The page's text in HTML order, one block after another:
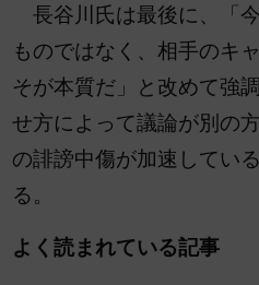
長谷川氏は最後に、「
ものではなく、相手のキ
そが本質だ」と改めて強
せ方によって議論が別の
の誹謗中傷が加速してい
る。
よく読まれている記事